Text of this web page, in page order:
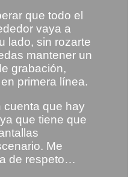
que todo el
vaya a
lado, sin rozarte
mantener un
grabación,
primera línea.
cuenta que hay
que tiene que
Me
de respeto…